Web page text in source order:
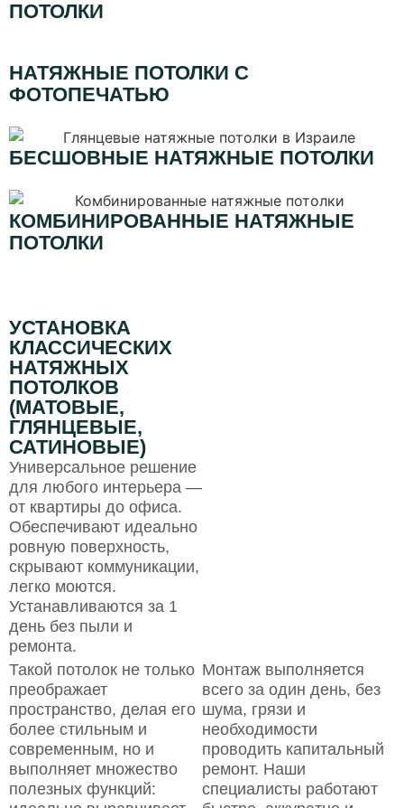
ПОТОЛКИ
НАТЯЖНЫЕ ПОТОЛКИ С
ФОТОПЕЧАТЬЮ
БЕСШОВНЫЕ НАТЯЖНЫЕ ПОТОЛКИ
КОМБИНИРОВАННЫЕ НАТЯЖНЫЕ
ПОТОЛКИ
УСТАНОВКА
КЛАССИЧЕСКИХ
НАТЯЖНЫХ
ПОТОЛКОВ
(МАТОВЫЕ,
ГЛЯНЦЕВЫЕ,
САТИНОВЫЕ)
Универсальное решение
для любого интерьера —
от квартиры до офиса.
Обеспечивают идеально
ровную поверхность,
скрывают коммуникации,
легко моются.
Устанавливаются за 1
день без пыли и
ремонта.
Такой потолок не только
преображает
пространство, делая его
более стильным и
современным, но и
выполняет множество
полезных функций:
Монтаж выполняется
всего за один день, без
шума, грязи и
необходимости
проводить капитальный
ремонт. Наши
специалисты работают